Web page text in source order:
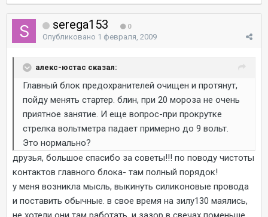
serega153 0
Опубликовано 1 февраля, 2009
алекс-юстас сказал:
Главный блок предохранителей очищен и протянут,
пойду менять стартер. блин, при 20 мороза не очень
приятное занятие. И еще вопрос-при прокрутке
стрелка вольтметра падает примерно до 9 вольт.
Это нормально?
друзья, большое спасибо за советы!!! по поводу чистоты
контактов главного блока- там полный порядок!
у меня возникла мысль, выкинуть силиконовые провода
и поставить обычные. в свое время на зилу130 маялись,